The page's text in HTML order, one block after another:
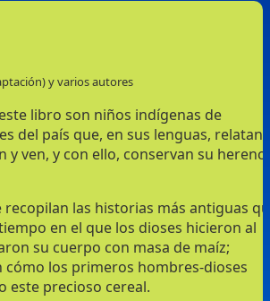
y varios autores
libro son niños indígenas de
del país que, en sus lenguas, relatan
y ven, y con ello, conservan su
recopilan las historias más antiguas
en el que los dioses hicieron al
su cuerpo con masa de maíz;
los primeros hombres-dioses
este precioso cereal.